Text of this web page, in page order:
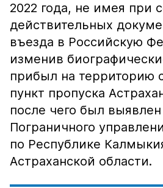
2022 года, не имея при
действительных
въезда в Российскую
изменив
прибыл на территорию
пункт пропуска
после чего был
Пограничного
по Республике
Астраханской области.